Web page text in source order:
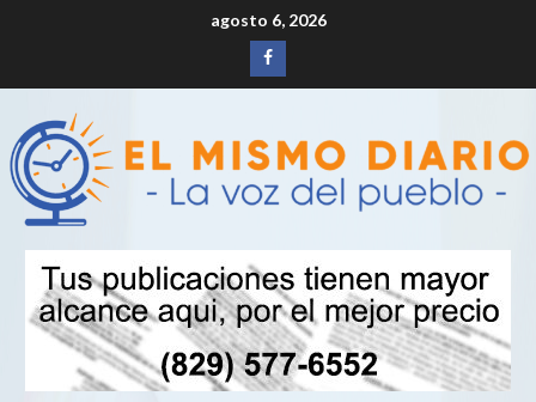
agosto 6, 2026
Siganos
en